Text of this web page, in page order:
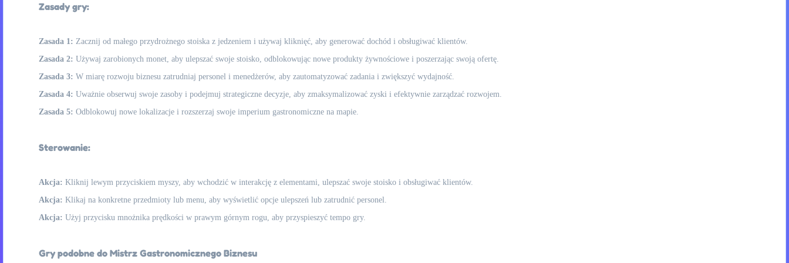
Zasady gry:
Zasada 1: Zacznij od małego przydrożnego stoiska z jedzeniem i używaj kliknięć, aby generować dochód i obsługiwać klientów.
Zasada 2: Używaj zarobionych monet, aby ulepszać swoje stoisko, odblokowując nowe produkty żywnościowe i poszerzając swoją ofertę.
Zasada 3: W miarę rozwoju biznesu zatrudniaj personel i menedżerów, aby zautomatyzować zadania i zwiększyć wydajność.
Zasada 4: Uważnie obserwuj swoje zasoby i podejmuj strategiczne decyzje, aby zmaksymalizować zyski i efektywnie zarządzać rozwojem.
Zasada 5: Odblokowuj nowe lokalizacje i rozszerzaj swoje imperium gastronomiczne na mapie.
Sterowanie:
Akcja: Kliknij lewym przyciskiem myszy, aby wchodzić w interakcję z elementami, ulepszać swoje stoisko i obsługiwać klientów.
Akcja: Klikaj na konkretne przedmioty lub menu, aby wyświetlić opcje ulepszeń lub zatrudnić personel.
Akcja: Użyj przycisku mnożnika prędkości w prawym górnym rogu, aby przyspieszyć tempo gry.
Gry podobne do Mistrz Gastronomicznego Biznesu